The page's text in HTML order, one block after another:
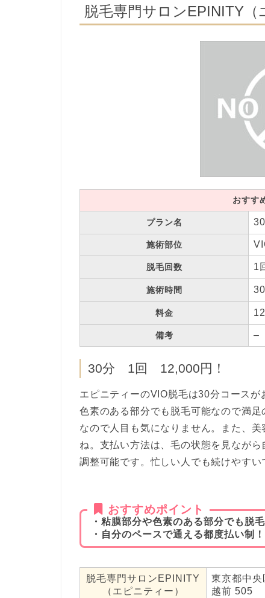
脱毛専門サロンEPINITY（
おすす
プラン名
施術部位
脱毛回数 1
施術時間
料金
備考 –
30分 1回 12,000円！
エピニティーのVIO脱毛は30分コース
色素のある部分でも脱毛可能なので満
なので人目も気になりません。また、
ね。支払い方法は、毛の状態を見なが
調整可能です。忙しい人でも続けやすい
おすすめポイント
・粘膜部分や色素のある部分でも脱毛
・自分のペースで通える都度払い制！
脱毛専門サロンEPINITY
（エピニティー）
東京都中
越前 505